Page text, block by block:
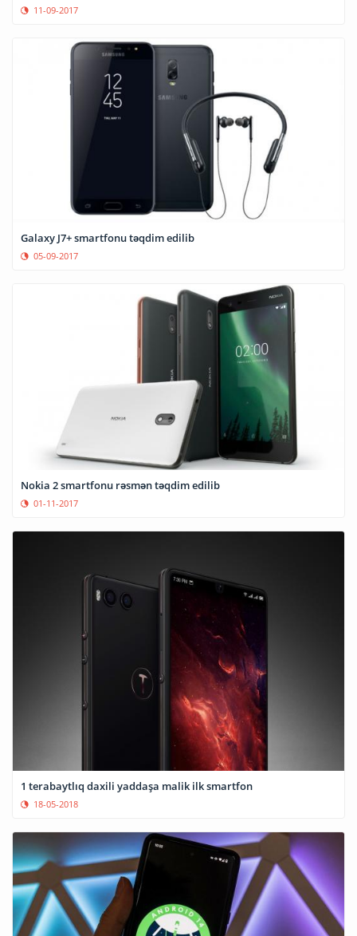
11-09-2017
Galaxy J7+ smartfonu təqdim edilib
05-09-2017
Nokia 2 smartfonu rəsmən təqdim edilib
01-11-2017
1 terabaytlıq daxili yaddaşa malik ilk smartfon
18-05-2018